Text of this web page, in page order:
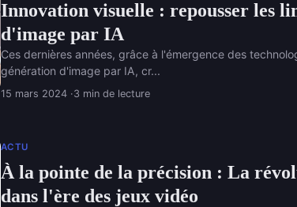
Innovation visuelle : repousser les
d'image par IA
Ces dernières années, grâce à l'émergence des
génération d'image par IA, cr...
15 mars 2024 3 min de lecture
ACTU
À la pointe de la précision : La
dans l'ère des jeux vidéo